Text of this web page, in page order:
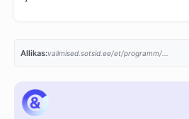
Allikas:valimised.sotsid.ee/et/programm/...